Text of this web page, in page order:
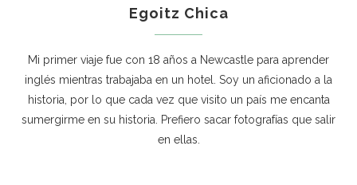
Egoitz Chica
Mi primer viaje fue con 18 años a Newcastle para aprender
inglés mientras trabajaba en un hotel. Soy un aficionado a la
historia, por lo que cada vez que visito un país me encanta
sumergirme en su historia. Prefiero sacar fotografías que salir
en ellas.